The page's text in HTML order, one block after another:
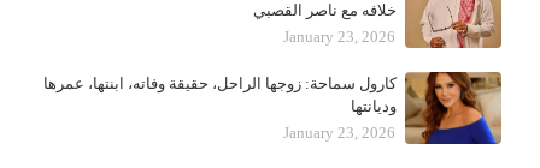
خلافه مع ناصر القصبي
January 23, 2026
كارول سماحة: زوجها الراحل، حقيقة وفاته، ابنتها، عمرها
وديانتها
January 23, 2026